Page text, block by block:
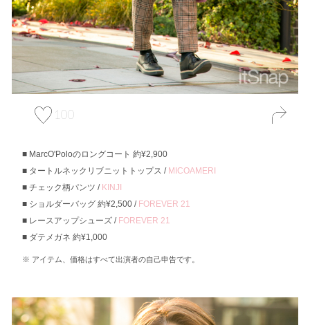
100
MarcO'Poloのロングコート 約¥2,900
タートルネックリブニットトップス / MICOAMERI
チェック柄パンツ / KINJI
ショルダーバッグ 約¥2,500 / FOREVER 21
レースアップシューズ / FOREVER 21
ダテメガネ 約¥1,000
アイテム、価格はすべて出演者の自己申告です。